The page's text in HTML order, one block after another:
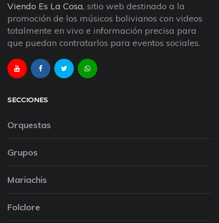
Viendo Es La Cosa, sitio web destinado a la
promoción de los músicos bolivianos con videos
totalmente en vivo e información precisa para
que puedan contratarlos para eventos sociales.
SECCIONES
Orquestas
Grupos
Mariachis
Folclore